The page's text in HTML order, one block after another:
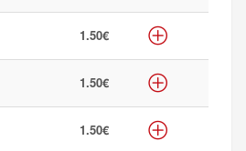
1.50€
1.50€
1.50€